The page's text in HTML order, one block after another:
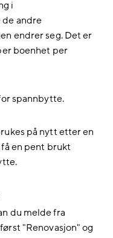
i
de andre
endrer seg. Det er
boenhet per
spannbytte.
på nytt etter en
få en pent brukt
du melde fra
"Renovasjon" og